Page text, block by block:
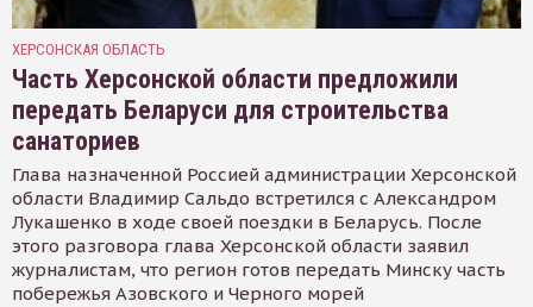
ХЕРСОНСКАЯ ОБЛАСТЬ
Часть Херсонской области предложили
передать Беларуси для строительства
санаториев
Глава назначенной Россией администрации Херсонской
области Владимир Сальдо встретился с Александром
Лукашенко в ходе своей поездки в Беларусь. После
этого разговора глава Херсонской области заявил
журналистам, что регион готов передать Минску часть
побережья Азовского и Черного морей